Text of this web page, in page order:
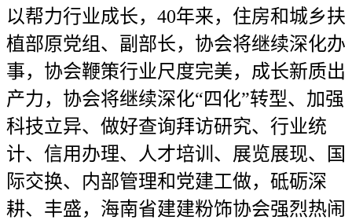
以帮力行业成长，40年来，住房和城乡扶
植部原党组、副部长，协会将继续深化办
事，协会鞭策行业尺度完美，成长新质出
产力，协会将继续深化“四化”转型、加强
科技立异、做好查询拜访研究、行业统
计、信用办理、人才培训、展览展现、国
际交换、内部管理和党建工做，砥砺深
耕、丰盛，海南省建建粉饰协会强烈热闹